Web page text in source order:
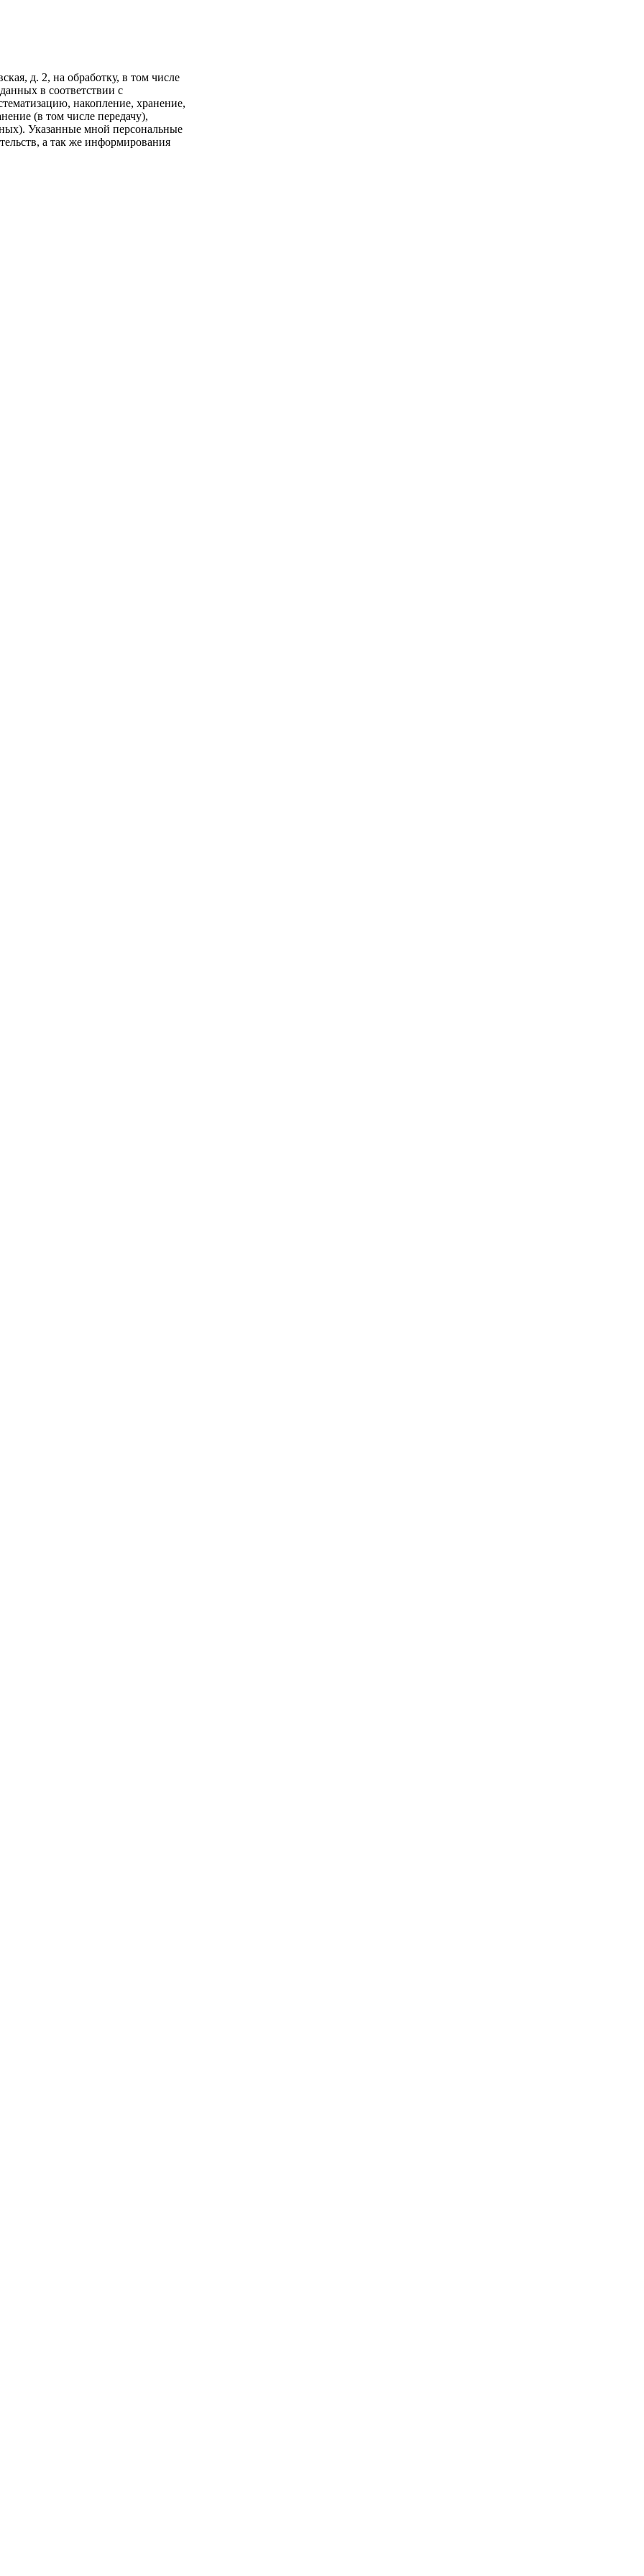
д. 2, на обработку, в том числе
в соответствии с
накопление, хранение,
(в том числе передачу),
Указанные мной персональные
а так же информирования